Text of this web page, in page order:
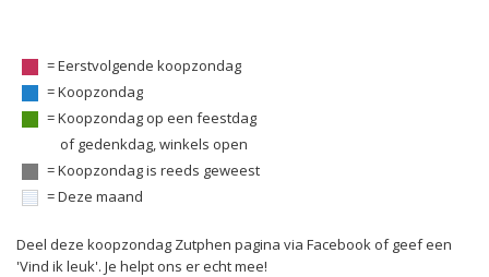
= Eerstvolgende koopzondag
= Koopzondag
= Koopzondag op een feestdag
of gedenkdag, winkels open
= Koopzondag is reeds geweest
= Deze maand
Deel deze koopzondag Zutphen pagina via Facebook of geef een
'Vind ik leuk'. Je helpt ons er echt mee!